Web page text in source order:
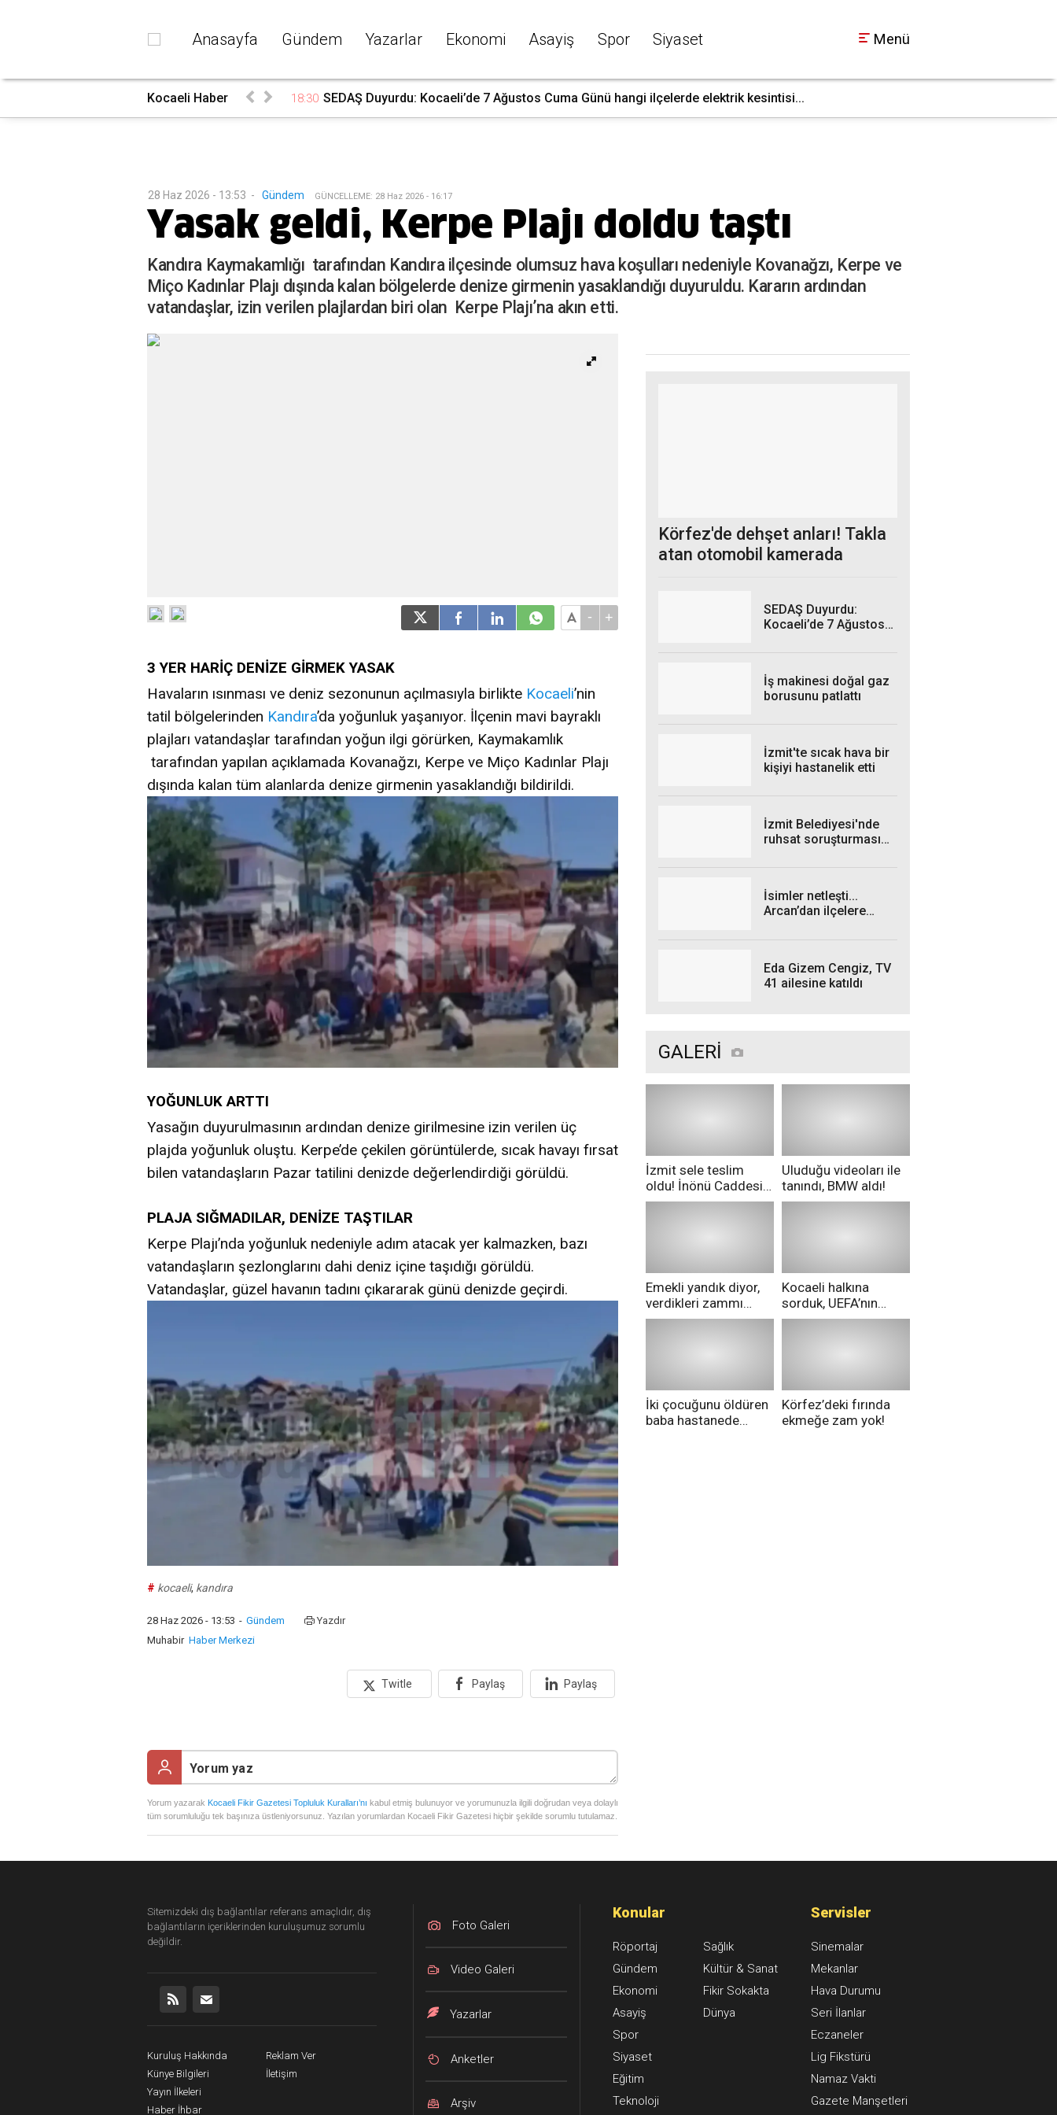
Anasayfa Gündem Yazarlar Ekonomi Asayiş Spor Siyaset Menü
Kocaeli Haber 18:30 SEDAŞ Duyurdu: Kocaeli’de 7 Ağustos Cuma Günü hangi ilçelerde elektrik kesintisi...
28 Haz 2026 - 13:53 - Gündem GÜNCELLEME: 28 Haz 2026 - 16:17
Yasak geldi, Kerpe Plajı doldu taştı
Kandıra Kaymakamlığı tarafından Kandıra ilçesinde olumsuz hava koşulları nedeniyle Kovanağzı, Kerpe ve
Miço Kadınlar Plajı dışında kalan bölgelerde denize girmenin yasaklandığı duyuruldu. Kararın ardından
vatandaşlar, izin verilen plajlardan biri olan Kerpe Plajı’na akın etti.
- +
3 YER HARİÇ DENİZE GİRMEK YASAK
Havaların ısınması ve deniz sezonunun açılmasıyla birlikte Kocaeli’nin
tatil bölgelerinden Kandıra’da yoğunluk yaşanıyor. İlçenin mavi bayraklı
plajları vatandaşlar tarafından yoğun ilgi görürken, Kaymakamlık
tarafından yapılan açıklamada Kovanağzı, Kerpe ve Miço Kadınlar Plajı
dışında kalan tüm alanlarda denize girmenin yasaklandığı bildirildi.
YOĞUNLUK ARTTI
Yasağın duyurulmasının ardından denize girilmesine izin verilen üç
plajda yoğunluk oluştu. Kerpe’de çekilen görüntülerde, sıcak havayı fırsat
bilen vatandaşların Pazar tatilini denizde değerlendirdiği görüldü.
PLAJA SIĞMADILAR, DENİZE TAŞTILAR
Kerpe Plajı’nda yoğunluk nedeniyle adım atacak yer kalmazken, bazı
vatandaşların şezlonglarını dahi deniz içine taşıdığı görüldü.
Vatandaşlar, güzel havanın tadını çıkararak günü denizde geçirdi.
# kocaeli, kandıra
28 Haz 2026 - 13:53 - Gündem
Yazdır
Muhabir Haber Merkezi
Twitle Paylaş Paylaş
Yorum yazarak Kocaeli Fikir Gazetesi Topluluk Kuralları’nı kabul etmiş bulunuyor ve yorumunuzla ilgili doğrudan veya dolaylı
tüm sorumluluğu tek başınıza üstleniyorsunuz. Yazılan yorumlardan Kocaeli Fikir Gazetesi hiçbir şekilde sorumlu tutulamaz.
Körfez'de dehşet anları! Takla
atan otomobil kamerada
SEDAŞ Duyurdu:
Kocaeli’de 7 Ağustos
İş makinesi doğal gaz
borusunu patlattı
İzmit'te sıcak hava bir
kişiyi hastanelik etti
İzmit Belediyesi'nde
ruhsat soruşturması
İsimler netleşti...
Arcan’dan ilçelere
Eda Gizem Cengiz, TV
41 ailesine katıldı
GALERİ
İzmit sele teslim
oldu! İnönü Caddesi
göle döndü!
Uluduğu videoları ile
tanındı, BMW aldı!
Emekli yandık diyor,
verdikleri zammı
pazarda geri aldılar!
Kocaeli halkına
sorduk, UEFA’nın
Merih Demiral kararı
İki çocuğunu öldüren
baba hastanede
Körfez’deki fırında
ekmeğe zam yok!
Sitemizdeki dış bağlantılar referans amaçlıdır, dış
bağlantıların içeriklerinden kuruluşumuz sorumlu
değildir.
Kuruluş Hakkında
Künye Bilgileri
Yayın İlkeleri
Haber İhbar
Reklam Ver
İletişim
Foto Galeri
Video Galeri
Yazarlar
Anketler
Arşiv
Konular
Röportaj
Gündem
Ekonomi
Asayiş
Spor
Siyaset
Eğitim
Teknoloji
Sağlık
Kültür & Sanat
Fikir Sokakta
Dünya
Servisler
Sinemalar
Mekanlar
Hava Durumu
Seri İlanlar
Eczaneler
Lig Fikstürü
Namaz Vakti
Gazete Manşetleri